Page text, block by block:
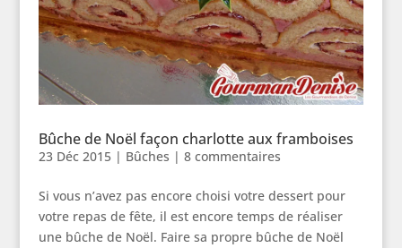
Bûche de Noël façon charlotte aux framboises
23 Déc 2015| Bûches | 8 commentaires
Si vous n’avez pas encore choisi votre dessert pour
votre repas de fête, il est encore temps de réaliser
une bûche de Noël. Faire sa propre bûche de Noël